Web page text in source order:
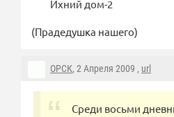
Ихний дом-2
(Прадедушка нашего)
ОРСК, 2 Апреля 2009 , url
Среди восьми